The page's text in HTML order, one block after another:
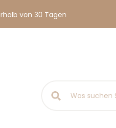
von 30 Tagen